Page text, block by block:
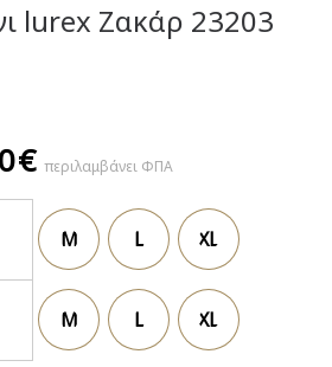
lurex Ζακάρ 23203
€Η
τρέχουσα
τιμή
είναι:
59,00€.
περιλαμβάνει ΦΠΑ
M L XL
M L XL